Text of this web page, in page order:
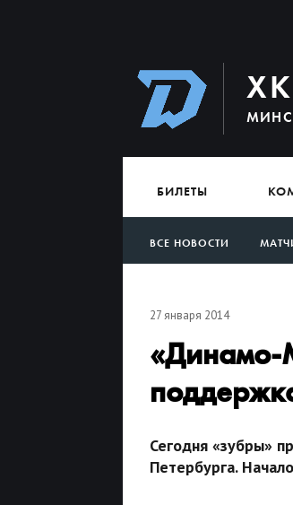
БИЛЕТЫ
ВСЕ НОВОСТИ
27 января 2014
«Динамо-
Сегодня «зубры»
Петербурга.